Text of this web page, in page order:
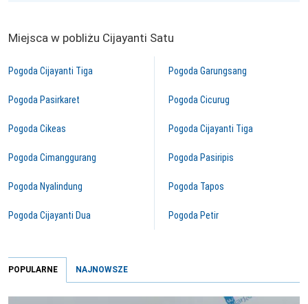
Miejsca w pobliżu Cijayanti Satu
Pogoda Cijayanti Tiga
Pogoda Pasirkaret
Pogoda Cikeas
Pogoda Cimanggurang
Pogoda Nyalindung
Pogoda Cijayanti Dua
Pogoda Garungsang
Pogoda Cicurug
Pogoda Cijayanti Tiga
Pogoda Pasiripis
Pogoda Tapos
Pogoda Petir
POPULARNE NAJNOWSZE